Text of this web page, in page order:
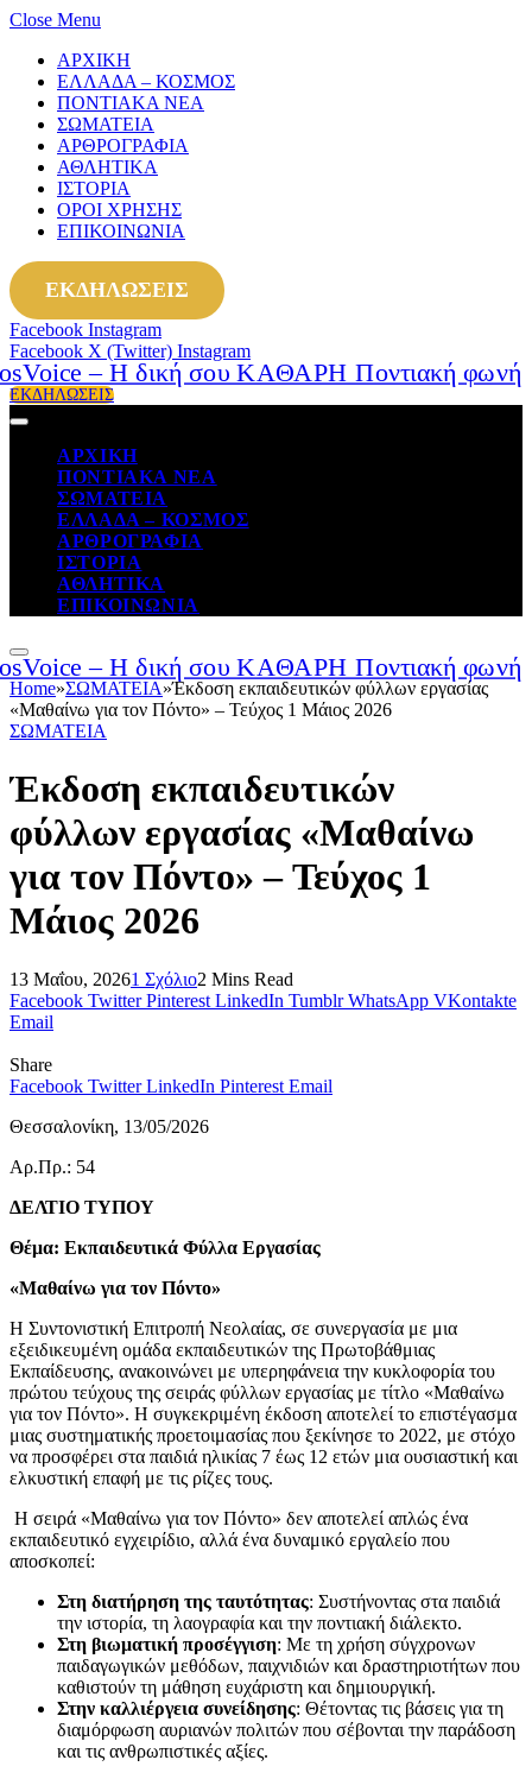
Close Menu
ΑΡΧΙΚΗ
ΕΛΛΑΔΑ – ΚΟΣΜΟΣ
ΠΟΝΤΙΑΚΑ ΝΕΑ
ΣΩΜΑΤΕΙΑ
ΑΡΘΡΟΓΡΑΦΙΑ
ΑΘΛΗΤΙΚΑ
ΙΣΤΟΡΙΑ
ΟΡΟΙ ΧΡΗΣΗΣ
ΕΠΙΚΟΙΝΩΝΙΑ
ΕΚΔΗΛΩΣΕΙΣ
Facebook Instagram
Facebook X (Twitter) Instagram
ΕΚΔΗΛΩΣΕΙΣ
ΑΡΧΙΚΗ
ΠΟΝΤΙΑΚΑ ΝΕΑ
ΣΩΜΑΤΕΙΑ
ΕΛΛΑΔΑ – ΚΟΣΜΟΣ
ΑΡΘΡΟΓΡΑΦΙΑ
ΙΣΤΟΡΙΑ
ΑΘΛΗΤΙΚΑ
ΕΠΙΚΟΙΝΩΝΙΑ
Home»ΣΩΜΑΤΕΙΑ»Έκδοση εκπαιδευτικών φύλλων εργασίας
«Μαθαίνω για τον Πόντο» – Τεύχος 1 Μάιος 2026
ΣΩΜΑΤΕΙΑ
Έκδοση εκπαιδευτικών
φύλλων εργασίας «Μαθαίνω
για τον Πόντο» – Τεύχος 1
Μάιος 2026
13 Μαΐου, 20261 Σχόλιο2 Mins Read
Facebook Twitter Pinterest LinkedIn Tumblr WhatsApp VKontakte
Email
Share
Facebook Twitter LinkedIn Pinterest Email
Θεσσαλονίκη, 13/05/2026
Αρ.Πρ.: 54
ΔΕΛΤΙΟ ΤΥΠΟΥ
Θέμα: Εκπαιδευτικά Φύλλα Εργασίας
«Μαθαίνω για τον Πόντο»
Η Συντονιστική Επιτροπή Νεολαίας, σε συνεργασία με μια
εξειδικευμένη ομάδα εκπαιδευτικών της Πρωτοβάθμιας
Εκπαίδευσης, ανακοινώνει με υπερηφάνεια την κυκλοφορία του
πρώτου τεύχους της σειράς φύλλων εργασίας με τίτλο «Μαθαίνω
για τον Πόντο». Η συγκεκριμένη έκδοση αποτελεί το επιστέγασμα
μιας συστηματικής προετοιμασίας που ξεκίνησε το 2022, με στόχο
να προσφέρει στα παιδιά ηλικίας 7 έως 12 ετών μια ουσιαστική και
ελκυστική επαφή με τις ρίζες τους.
Η σειρά «Μαθαίνω για τον Πόντο» δεν αποτελεί απλώς ένα
εκπαιδευτικό εγχειρίδιο, αλλά ένα δυναμικό εργαλείο που
αποσκοπεί:
Στη διατήρηση της ταυτότητας: Συστήνοντας στα παιδιά
την ιστορία, τη λαογραφία και την ποντιακή διάλεκτο.
Στη βιωματική προσέγγιση: Με τη χρήση σύγχρονων
παιδαγωγικών μεθόδων, παιχνιδιών και δραστηριοτήτων που
καθιστούν τη μάθηση ευχάριστη και δημιουργική.
Στην καλλιέργεια συνείδησης: Θέτοντας τις βάσεις για τη
διαμόρφωση αυριανών πολιτών που σέβονται την παράδοση
και τις ανθρωπιστικές αξίες.